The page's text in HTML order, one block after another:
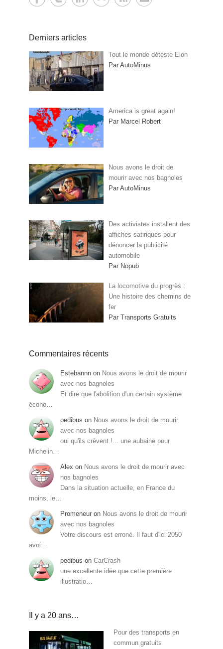
Derniers articles
Tout le monde déteste Elon
Par AutoMinus
America is great again!
Par Marcel Robert
Nous avons le droit de
mourir avec nos bagnoles
Par AutoMinus
Des activistes installent des
affiches satiriques pour
dénoncer la publicité
automobile
Par Nopub
La locomotive du progrès :
Une histoire des chemins de
fer
Par Transports Gratuits
Commentaires récents
Estebannn on Nous avons le droit de mourir
avec nos bagnoles
Et dire que l'abolition d'un certain système
écono…
pedibus on Nous avons le droit de mourir
avec nos bagnoles
oui qu'ils crèvent !... une aubaine pour
Michelin…
Alex on Nous avons le droit de mourir avec
nos bagnoles
Dans la situation actuelle, en France du
moins, le…
Promeneur on Nous avons le droit de mourir
avec nos bagnoles
Votre discours est erroné. Il faut d'ici 2050
avoi…
pedibus on CarCrash
une excellente idée que cette première
illustratio…
Il y a 20 ans…
Pour des transports en
commun gratuits